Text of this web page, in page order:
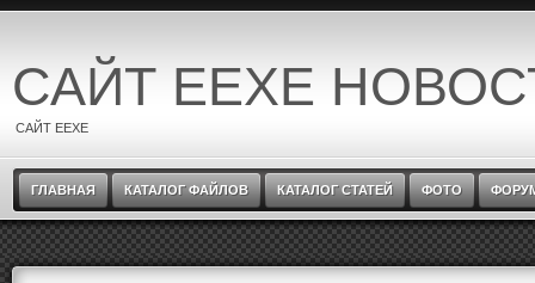
САЙТ EEXE
САЙТ EEXE
ГЛАВНАЯ КАТАЛОГ ФАЙЛОВ КАТАЛОГ СТАТЕЙ ФОТО